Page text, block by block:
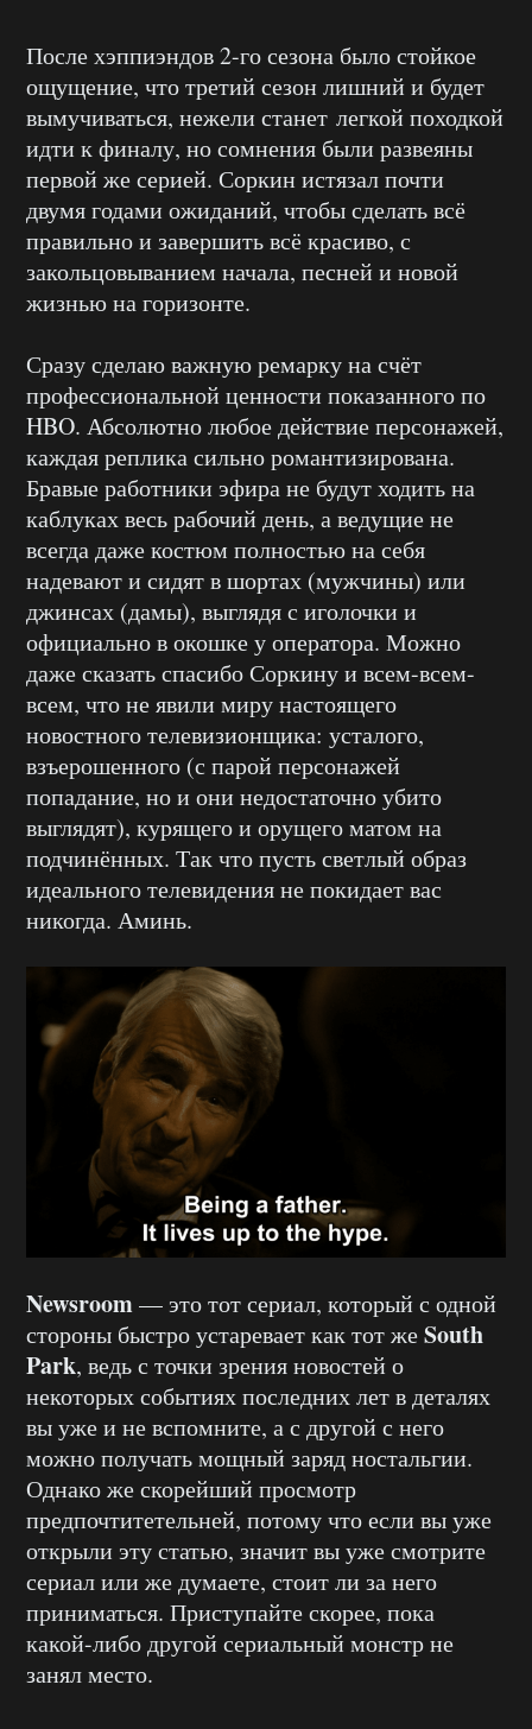
После хэппиэндов 2-го сезона было стойкое
ощущение, что третий сезон лишний и будет
вымучиваться, нежели станет легкой походкой
идти к финалу, но сомнения были развеяны
первой же серией. Соркин истязал почти
двумя годами ожиданий, чтобы сделать всё
правильно и завершить всё красиво, с
закольцовыванием начала, песней и новой
жизнью на горизонте.
Сразу сделаю важную ремарку на счёт
профессиональной ценности показанного по
HBO. Абсолютно любое действие персонажей,
каждая реплика сильно романтизирована.
Бравые работники эфира не будут ходить на
каблуках весь рабочий день, а ведущие не
всегда даже костюм полностью на себя
надевают и сидят в шортах (мужчины) или
джинсах (дамы), выглядя с иголочки и
официально в окошке у оператора. Можно
даже сказать спасибо Соркину и всем-всем-
всем, что не явили миру настоящего
новостного телевизионщика: усталого,
взъерошенного (с парой персонажей
попадание, но и они недостаточно убито
выглядят), курящего и орущего матом на
подчинённых. Так что пусть светлый образ
идеального телевидения не покидает вас
никогда. Аминь.
Newsroom— это тот сериал, который с одной
стороны быстро устаревает как тот жеSouth
Park, ведь с точки зрения новостей о
некоторых событиях последних лет в деталях
вы уже и не вспомните, а с другой с него
можно получать мощный заряд ностальгии.
Однако же скорейший просмотр
предпочтитетельней, потому что если вы уже
открыли эту статью, значит вы уже смотрите
сериал или же думаете, стоит ли за него
приниматься. Приступайте скорее, пока
какой-либо другой сериальный монстр не
занял место.